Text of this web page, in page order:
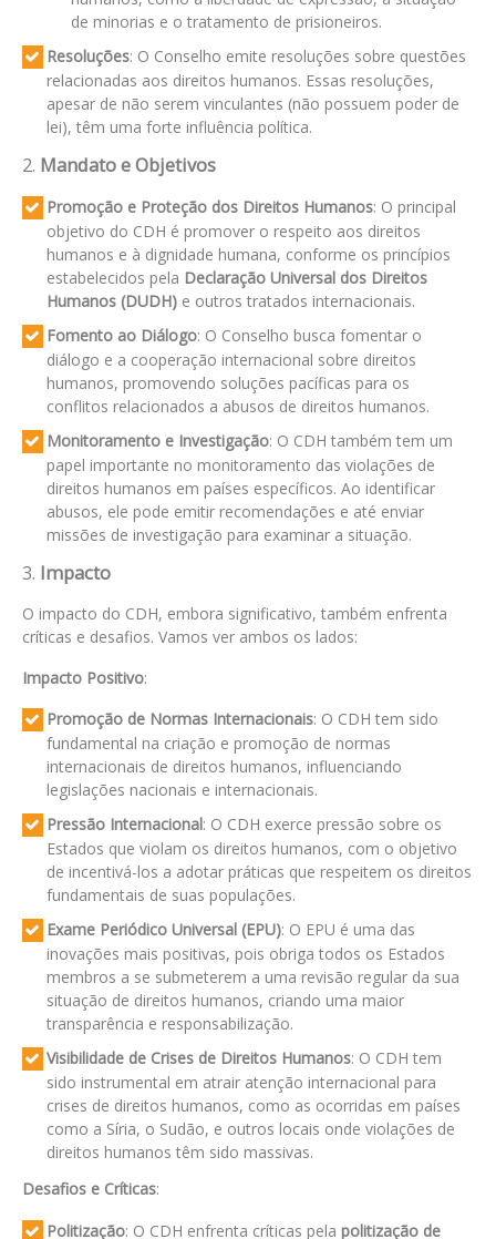
de minorias e o tratamento de prisioneiros.
Resoluções: O Conselho emite resoluções sobre questões
relacionadas aos direitos humanos. Essas resoluções,
apesar de não serem vinculantes (não possuem poder de
lei), têm uma forte influência política.
2. Mandato e Objetivos
Promoção e Proteção dos Direitos Humanos: O principal
objetivo do CDH é promover o respeito aos direitos
humanos e à dignidade humana, conforme os princípios
estabelecidos pela Declaração Universal dos Direitos
Humanos (DUDH)e outros tratados internacionais.
Fomento ao Diálogo: O Conselho busca fomentar o
diálogo e a cooperação internacional sobre direitos
humanos, promovendo soluções pacíficas para os
conflitos relacionados a abusos de direitos humanos.
Monitoramento e Investigação: O CDH também tem um
papel importante no monitoramento das violações de
direitos humanos em países específicos. Ao identificar
abusos, ele pode emitir recomendações e até enviar
missões de investigação para examinar a situação.
3. Impacto
O impacto do CDH, embora significativo, também enfrenta
críticas e desafios. Vamos ver ambos os lados:
Impacto Positivo:
Promoção de Normas Internacionais: O CDH tem sido
fundamental na criação e promoção de normas
internacionais de direitos humanos, influenciando
legislações nacionais e internacionais.
Pressão Internacional: O CDH exerce pressão sobre os
Estados que violam os direitos humanos, com o objetivo
de incentivá-los a adotar práticas que respeitem os direitos
fundamentais de suas populações.
Exame Periódico Universal (EPU): O EPU é uma das
inovações mais positivas, pois obriga todos os Estados
membros a se submeterem a uma revisão regular da sua
situação de direitos humanos, criando uma maior
transparência e responsabilização.
Visibilidade de Crises de Direitos Humanos: O CDH tem
sido instrumental em atrair atenção internacional para
crises de direitos humanos, como as ocorridas em países
como a Síria, o Sudão, e outros locais onde violações de
direitos humanos têm sido massivas.
Desafios e Críticas:
Politização: O CDH enfrenta críticas pela politização de